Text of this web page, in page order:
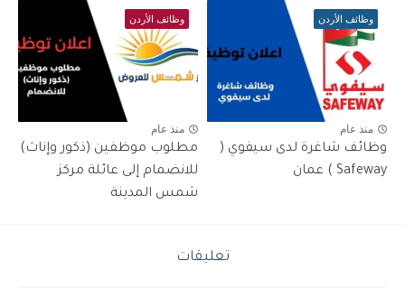
وظائف الأردن
منذ عام
وظائف شاغرة لدى سيفوي (
Safeway ) عمان
وظائف الأردن
منذ عام
مطلوب موظفين (ذكور وإناث)
للانضمام إلى عائلة مركز
شمس المدينة
تعليقات